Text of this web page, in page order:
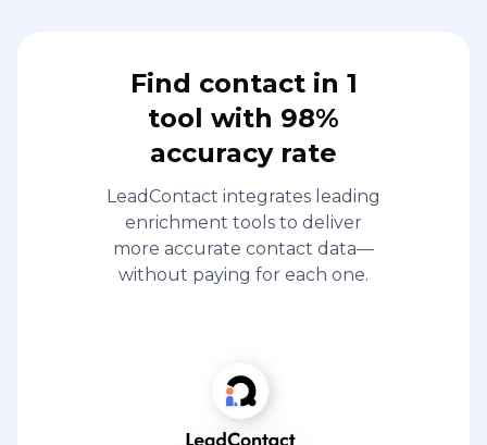
Find contact in 1
tool with 98%
accuracy rate
LeadContact integrates leading
enrichment tools to deliver
more accurate contact data—
without paying for each one.